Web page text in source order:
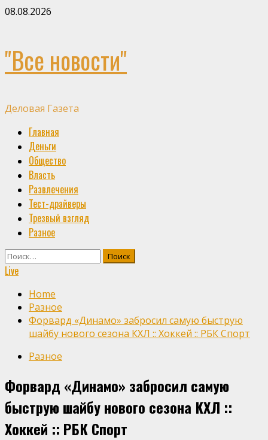
Skip
08.08.2026
"Все новости"
Деловая Газета
Primary
Menu
Главная
Деньги
Общество
Власть
Развлечения
Тест-драйверы
Трезвый взгляд
Разное
Найти:
Live
Home
Разное
Форвард «Динамо» забросил самую быструю
шайбу нового сезона КХЛ :: Хоккей :: РБК Спорт
Разное
Форвард «Динамо» забросил самую
быструю шайбу нового сезона КХЛ ::
Хоккей :: РБК Спорт